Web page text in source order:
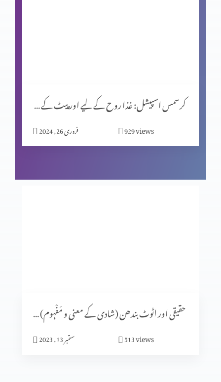
زندگی ایک پیغام ہے
شادی کا الٰہی منصوبہ (حصہ 4)
کرسمس اسپیشل: غذا روح کے لیے اور پیٹ کے لیے؟
فروری 26, 2024 929views
حقیقی اور اٹوٹ بندھن (شادی کے معنی و مَفْہوم) حصہ 1
ستمبر 13, 2023 513views